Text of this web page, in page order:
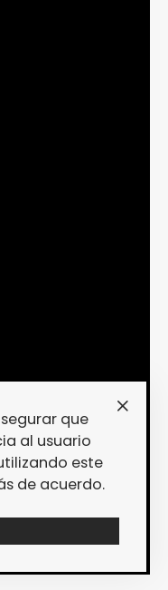
que
al usuario
este
de acuerdo.